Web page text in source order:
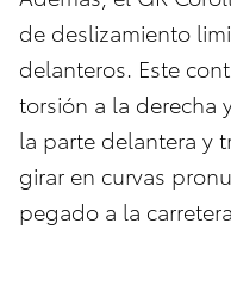
de deslizamiento
delanteros. Este
torsión a la derecha
la parte delantera y
girar en curvas
pegado a la